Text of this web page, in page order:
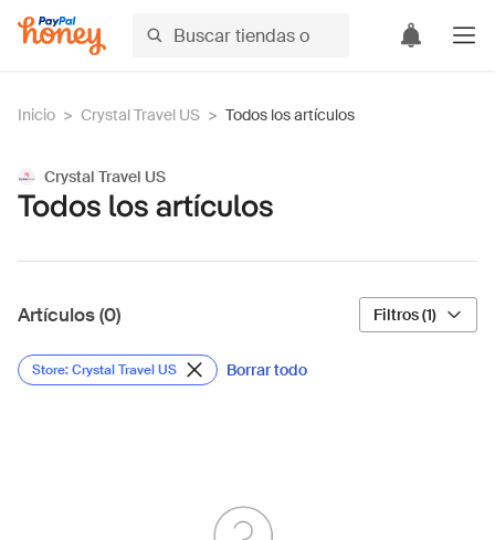
Inicio > Crystal Travel US > Todos los artículos
Crystal Travel US
Todos los artículos
Artículos (0) Filtros (1)
Store: Crystal Travel US Borrar todo